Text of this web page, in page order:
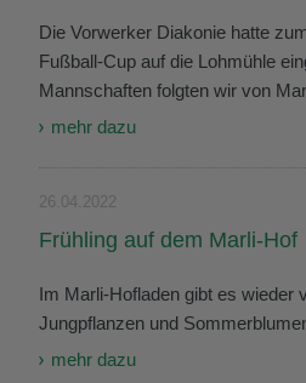
Die Vorwerker Diakonie hatte
Fußball-Cup auf die Lohmühle
Mannschaften folgten wir von
mehr dazu
26.04.2022
Frühling auf dem Marli-Hof
Im Marli-Hofladen gibt es wieder
Jungpflanzen und
mehr dazu